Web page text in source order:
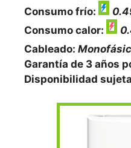
Consumo frío:
Consumo calor:
Cableado:
Garantía de 3 años
Disponibilidad